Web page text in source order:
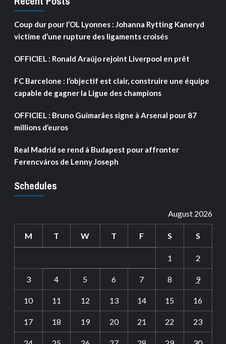
Coup dur pour l’OL Lyonnes : Johanna Rytting Kaneryd
victime d’une rupture des ligaments croisés
OFFICIEL : Ronald Araújo rejoint Liverpool en prêt
FC Barcelone : l’objectif est clair, construire une équipe
capable de gagner la Ligue des champions
OFFICIEL : Bruno Guimarães signe à Arsenal pour 87
millions d’euros
Real Madrid se rend à Budapest pour affronter
Ferencváros de Lenny Joseph
Schedules
August 2026
M T W T F S S
1 2
3 4 5 6 7 8 9
10 11 12 13 14 15 16
17 18 19 20 21 22 23